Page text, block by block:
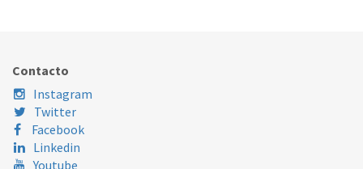
Contacto
Instagram
Twitter
Facebook
Linkedin
Youtube